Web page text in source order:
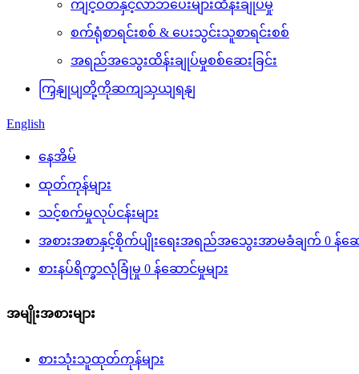
ကျင့်ဝတ်နှင့်လာဘ်ပေးများထိန်းချုပ်မှု
စက်ရုံစာရင်းစစ် & ပေးသွင်းသူစာရင်းစစ်
အရည်အသွေးထိန်းချုပ်မှုစစ်ဆေးခြင်း
ကြှနျုပျတို့ကိုဆကျသှယျရနျ
English
နေအိမ်
ထုတ်ကုန်များ
သင့်စက်မှုလုပ်ငန်းများ
အစားအစာနှင့်စိုက်ပျိုးရေးအရည်အသွေးအာမခံချက် 0 န်ဆေ
စားနပ်ရိက္ခာလုံခြုံမှု 0 န်ဆောင်မှုများ
အမျိုးအစားများ
စားသုံးသူထုတ်ကုန်များ